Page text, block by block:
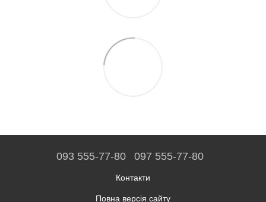
093 555-77-80 097 555-77-80
Контакти
Повна версія сайту